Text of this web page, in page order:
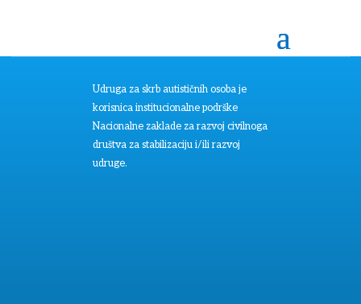
Udruga za skrb autističnih osoba je
korisnica institucionalne podrške
Nacionalne zaklade za razvoj civilnoga
društva za stabilizaciju i/ili razvoj
udruge.